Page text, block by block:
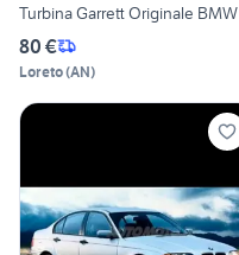
Turbina Garrett Originale BMW
80 €
Loreto(AN)